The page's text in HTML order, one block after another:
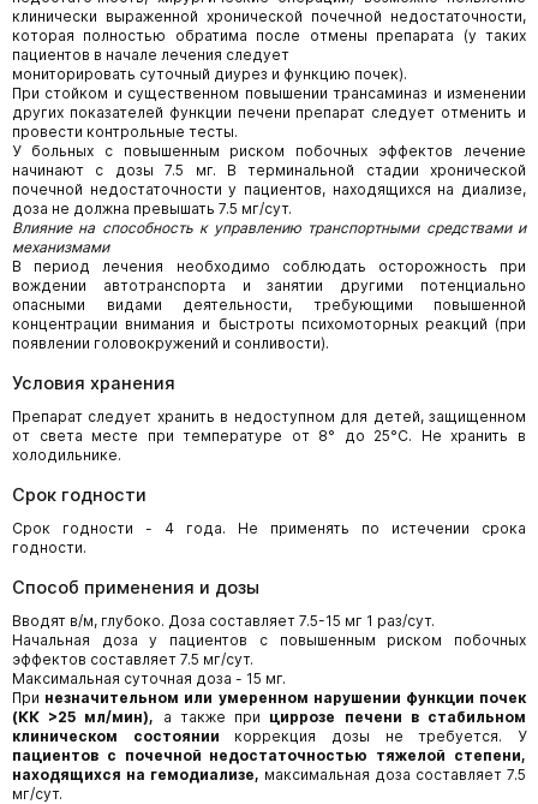
клинически выраженной хронической почечной недостаточности,
которая полностью обратима после отмены препарата (у таких
пациентов в начале лечения следует
мониторировать суточный диурез и функцию почек).
При стойком и существенном повышении трансаминаз и изменении
других показателей функции печени препарат следует отменить и
провести контрольные тесты.
У больных с повышенным риском побочных эффектов лечение
начинают с дозы 7.5 мг. В терминальной стадии хронической
почечной недостаточности у пациентов, находящихся на диализе,
доза не должна превышать 7.5 мг/сут.
Влияние на способность к управлению транспортными средствами и
механизмами
В период лечения необходимо соблюдать осторожность при
вождении автотранспорта и занятии другими потенциально
опасными видами деятельности, требующими повышенной
концентрации внимания и быстроты психомоторных реакций (при
появлении головокружений и сонливости).
Условия хранения
Препарат следует хранить в недоступном для детей, защищенном
от света месте при температуре от 8° до 25°С. Не хранить в
холодильнике.
Срок годности
Срок годности - 4 года. Не применять по истечении срока
годности.
Способ применения и дозы
Вводят в/м, глубоко. Доза составляет 7.5-15 мг 1 раз/сут.
Начальная доза у пациентов с повышенным риском побочных
эффектов составляет 7.5 мг/сут.
Максимальная суточная доза - 15 мг.
При незначительном или умеренном нарушении функции почек
(КК >25 мл/мин), а также при циррозе печени в стабильном
клиническом состоянии коррекция дозы не требуется. У
пациентов с почечной недостаточностью тяжелой степени,
находящихся на гемодиализе, максимальная доза составляет 7.5
мг/сут.